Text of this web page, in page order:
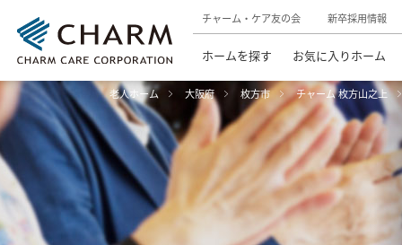
チャーム・ケア友の会 新卒採用情報
ホームを探す お気に入りホーム
老人ホーム 大阪府 枚方市 チャーム 枚方山之上